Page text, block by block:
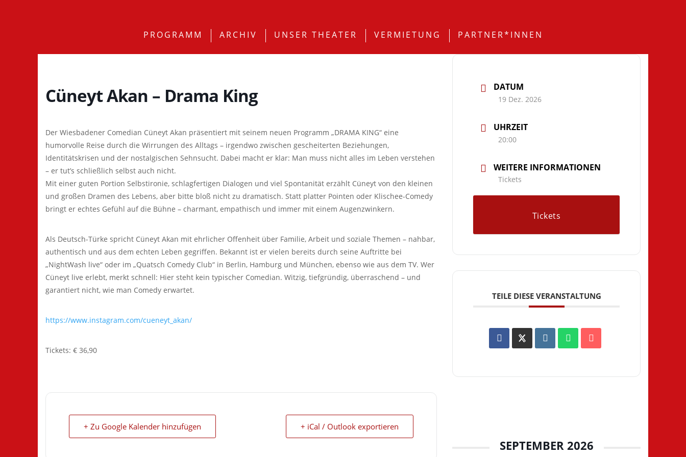
PROGRAMM ARCHIV UNSER THEATER VERMIETUNG PARTNER*INNEN
Cüneyt Akan – Drama King
Der Wiesbadener Comedian Cüneyt Akan präsentiert mit seinem neuen Programm „DRAMA KING“ eine
humorvolle Reise durch die Wirrungen des Alltags – irgendwo zwischen gescheiterten Beziehungen,
Identitätskrisen und der nostalgischen Sehnsucht. Dabei macht er klar: Man muss nicht alles im Leben verstehen
– er tut’s schließlich selbst auch nicht.
Mit einer guten Portion Selbstironie, schlagfertigen Dialogen und viel Spontanität erzählt Cüneyt von den kleinen
und großen Dramen des Lebens, aber bitte bloß nicht zu dramatisch. Statt platter Pointen oder Klischee-Comedy
bringt er echtes Gefühl auf die Bühne – charmant, empathisch und immer mit einem Augenzwinkern.
Als Deutsch-Türke spricht Cüneyt Akan mit ehrlicher Offenheit über Familie, Arbeit und soziale Themen – nahbar,
authentisch und aus dem echten Leben gegriffen. Bekannt ist er vielen bereits durch seine Auftritte bei
„NightWash live“ oder im „Quatsch Comedy Club“ in Berlin, Hamburg und München, ebenso wie aus dem TV. Wer
Cüneyt live erlebt, merkt schnell: Hier steht kein typischer Comedian. Witzig, tiefgründig, überraschend – und
garantiert nicht, wie man Comedy erwartet.
https://www.instagram.com/cueneyt_akan/
Tickets: € 36,90
+ Zu Google Kalender hinzufügen + iCal / Outlook exportieren
DATUM
19 Dez. 2026
UHRZEIT
20:00
WEITERE INFORMATIONEN
Tickets
Tickets
TEILE DIESE VERANSTALTUNG
SEPTEMBER 2026